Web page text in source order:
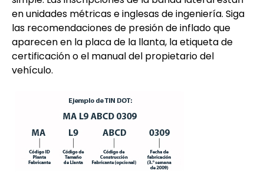
en unidades métricas e inglesas de ingeniería. Siga
las recomendaciones de presión de inflado que
aparecen en la placa de la llanta, la etiqueta de
certificación o el manual del propietario del
vehículo.